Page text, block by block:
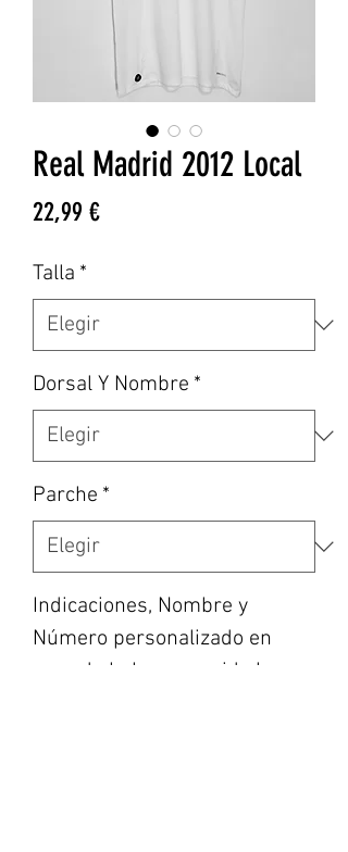
Real Madrid 2012 Local
22,99 €Precio
Talla *
Dorsal Y Nombre *
Parche *
Indicaciones, Nombre y
Número personalizado en
caso de haber escogido la